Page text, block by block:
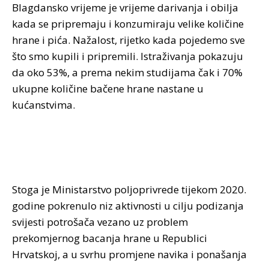
Blagdansko vrijeme je vrijeme darivanja i obilja
kada se pripremaju i konzumiraju velike količine
hrane i pića. Nažalost, rijetko kada pojedemo sve
što smo kupili i pripremili. Istraživanja pokazuju
da oko 53%, a prema nekim studijama čak i 70%
ukupne količine bačene hrane nastane u
kućanstvima.
Stoga je Ministarstvo poljoprivrede tijekom 2020.
godine pokrenulo niz aktivnosti u cilju podizanja
svijesti potrošača vezano uz problem
prekomjernog bacanja hrane u Republici
Hrvatskoj, a u svrhu promjene navika i ponašanja